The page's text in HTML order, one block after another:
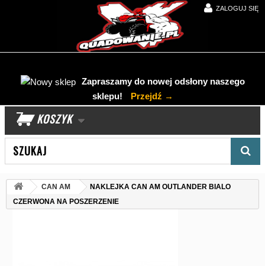
ZALOGUJ SIĘ
Zapraszamy do nowej odsłony naszego
sklepu!
Przejdź →
KOSZYK
CAN AM
NAKLEJKA CAN AM OUTLANDER BIALO
CZERWONA NA POSZERZENIE